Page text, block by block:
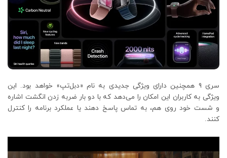
سری 9 همچنین دارای ویژگی جدیدی به نام «دبل‌تپ» خواهد بود. این
ویژگی به کاربران این امکان را می‌دهد که با دو بار ضربه زدن انگشت اشاره
و شست خود روی هم، به تماس پاسخ دهند یا عملکرد برنامه را کنترل
کنند.